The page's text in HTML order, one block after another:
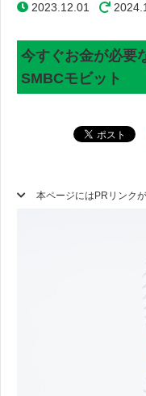
2023.12.01
今すぐお金が必要
SMBCモビット
本ページにはPRリンクが